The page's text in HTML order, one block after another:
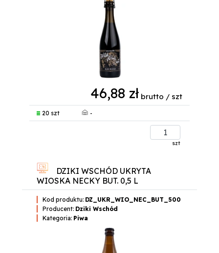
46,88 zł brutto / szt
20 szt -
szt
DZIKI WSCHÓD UKRYTA
WIOSKA NECKY BUT. 0,5 L
Kod produktu: DZ_UKR_WIO_NEC_BUT_500
Producent: Dziki Wschód
Kategoria: Piwa